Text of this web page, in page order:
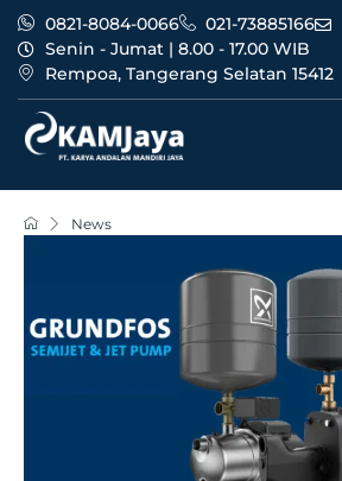
0821-8084-0066 021-73885166
Senin - Jumat | 8.00 - 17.00 WIB
Rempoa, Tangerang Selatan 15412
News